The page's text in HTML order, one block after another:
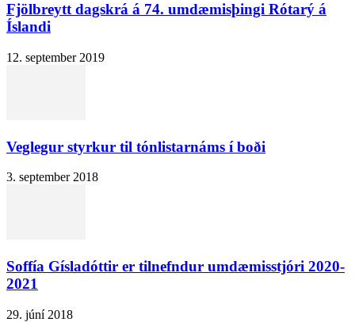
Fjölbreytt dagskrá á 74. umdæmisþingi Rótarý á
Íslandi
12. september 2019
Veglegur styrkur til tónlistarnáms í boði
3. september 2018
Soffía Gísladóttir er tilnefndur umdæmisstjóri 2020-
2021
29. júní 2018